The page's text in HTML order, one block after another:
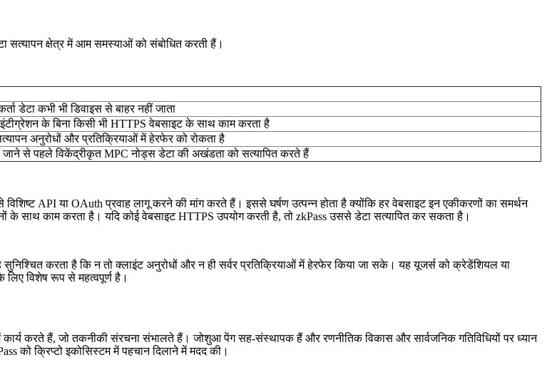
सत्यापन क्षेत्र में आम समस्याओं को संबोधित करती हैं।
डेटा कभी भी डिवाइस से बाहर नहीं जाता
के बिना किसी भी HTTPS वेबसाइट के साथ काम करता है
अनुरोधों और प्रतिक्रियाओं में हेरफेर को रोकता है
से पहले विकेंद्रीकृत MPC नोड्स डेटा की अखंडता को सत्यापित करते हैं
API या OAuth प्रवाह लागू करने की मांग करते हैं। इससे घर्षण उत्पन्न होता है क्योंकि हर वेबसाइट इन एकीकरणों का समर्थन
के साथ काम करता है। यदि कोई वेबसाइट HTTPS उपयोग करती है, तो zkPass उससे डेटा सत्यापित कर सकता है।
करता है कि न तो क्लाइंट अनुरोधों और न ही सर्वर प्रतिक्रियाओं में हेरफेर किया जा सके। यह यूजर्स को क्रेडेंशियल या
विशेष रूप से महत्वपूर्ण है।
करते हैं, जो तकनीकी संरचना संभालते हैं। जोशुआ पेंग सह-संस्थापक हैं और रणनीतिक विकास और सार्वजनिक गतिविधियों पर ध्यान
को क्रिप्टो इकोसिस्टम में पहचान दिलाने में मदद की।